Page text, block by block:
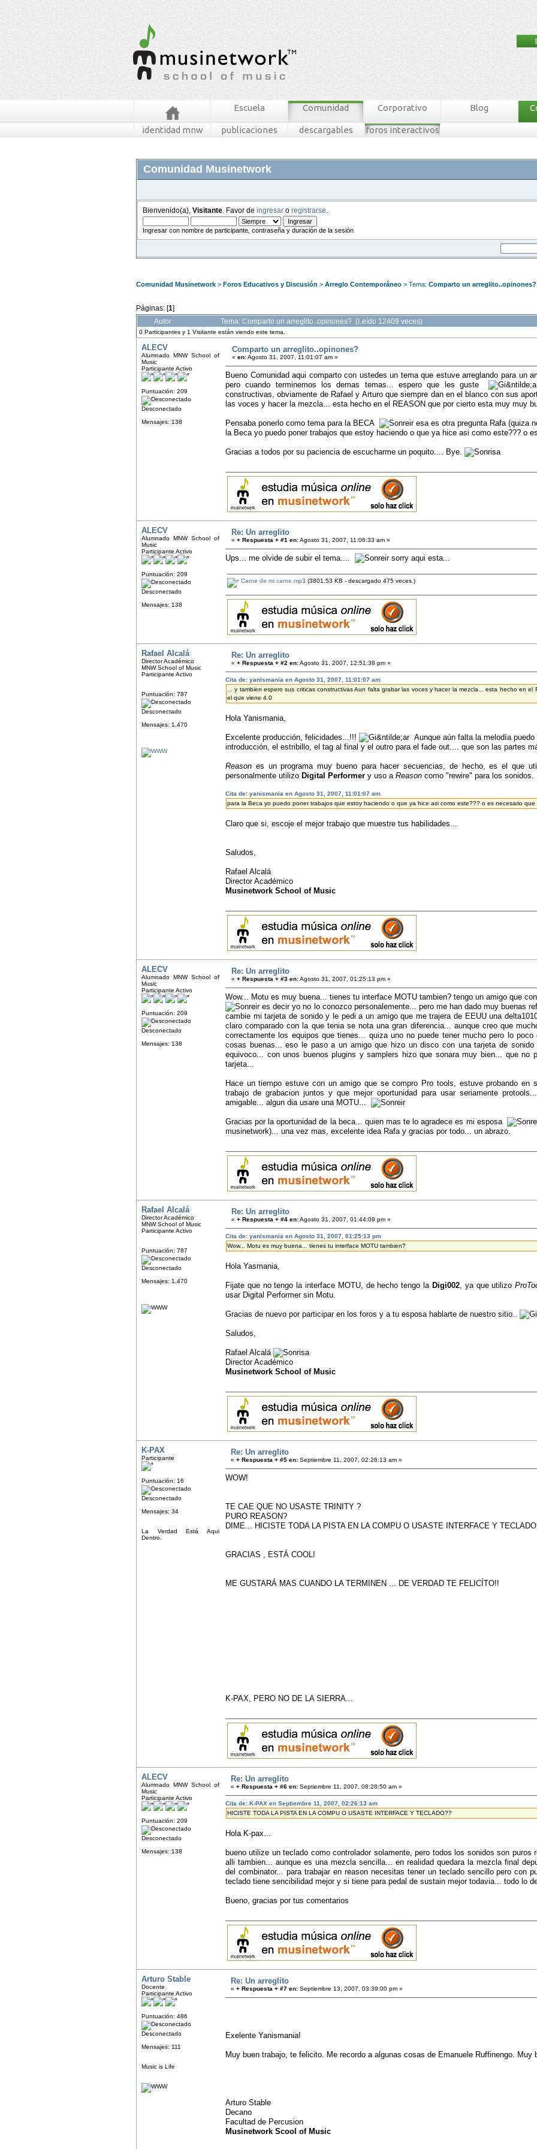
Escuela Comunidad Corporativo Blog
identidad mnw publicaciones descargables foros interactivos
Comunidad Musinetwork
Bienvenido(a), Visitante . Favor de ingresar o registrarse
Ingresar con nombre de participante, contraseña y duración de la sesión
Comunidad Musinetwork > Foros Educativos y Discusión > Arreglo Contemporáneo > Tema: Comparto un arreglito..opinones?
Páginas: [1]
Autor
Tema: Comparto un arreglito..opinones? (Leído 12409 veces)
0 Participantes y 1 Visitante están viendo este tema.
ALECV
Alumnado MNW School of
Music
Participante Activo
Puntuación: 209
Desconectado
Mensajes: 138
Comparto un arreglito..opinones?
« en:Agosto 31, 2007, 11:01:07 am »
Bueno Comunidad aqui comparto con ustedes un tema que estuve arreglando para un
pero cuando terminemos los demas temas... espero que les guste
constructivas, obviamente de Rafael y Arturo que siempre dan en el blanco con sus
las voces y hacer la mezcla... esta hecho en el REASON que por cierto esta muy muy
Pensaba ponerlo como tema para la BECA
esa es otra pregunta Rafa (quiza
la Beca yo puedo poner trabajos que estoy haciendo o que ya hice asi como este??? o
Gracias a todos por su paciencia de escucharme un poquito.... Bye.
ALECV
Alumnado MNW School of
Music
Participante Activo
Puntuación: 209
Desconectado
Mensajes: 138
Re: Un arreglito
« + Respuesta + #1 en:Agosto 31, 2007, 11:06:33 am »
Ups... me olvide de subir el tema.... sorry aqui esta...
Carne de mi carne.mp3 (3801.53 KB - descargado 475 veces.)
Rafael Alcalá
Director Académico
MNW School of Music
Participante Activo
Puntuación: 787
Desconectado
Mensajes: 1,470
Re: Un arreglito
« + Respuesta + #2 en:Agosto 31, 2007, 12:51:38 pm »
Cita de: yanismania en Agosto 31, 2007, 11:01:07 am
... y tambien espero sus criticas constructivas Aun falta grabar las voces y hacer la mezcla... esta hecho en
el que viene 4.0
Hola Yanismania,
Excelente producción, felicidades...!!!
Aunque aún falta la melodía
introducción, el estribillo, el tag al final y el outro para el fade out.... que son las partes
Reason es un programa muy bueno para hacer secuencias, de hecho, es el que
personalmente utilizo Digital Performer y uso a Reason como "rewire" para los sonidos.
Cita de: yanismania en Agosto 31, 2007, 11:01:07 am
para la Beca yo puedo poner trabajos que estoy haciendo o que ya hice asi como este??? o es necesario
Claro que si, escoje el mejor trabajo que muestre tus habilidades...
Saludos,
Rafael Alcalá
Director Académico
Musinetwork School of Music
ALECV
Alumnado MNW School of
Music
Participante Activo
Puntuación: 209
Desconectado
Mensajes: 138
Re: Un arreglito
« + Respuesta + #3 en:Agosto 31, 2007, 01:25:13 pm »
Wow... Motu es muy buena... tienes tu interface MOTU tambien? tengo un amigo que
es decir yo no lo conozco personalemente... pero me han dado muy buenas
cambie mi tarjeta de sonido y le pedi a un amigo que me trajera de EEUU una
claro comparado con la que tenia se nota una gran diferencia... aunque creo que
correctamente los equipos que tienes... quiza uno no puede tener mucho pero lo
cosas buenas... eso le paso a un amigo que hizo un disco con una tarjeta de
equivoco... con unos buenos plugins y samplers hizo que sonara muy bien... que no
tarjeta...
Hace un tiempo estuve con un amigo que se compro Pro tools, estuve probando en
trabajo de grabacion juntos y que mejor oportunidad para usar seriamente
amigable... algun dia usare una MOTU...
Gracias por la oportunidad de la beca... quien mas te lo agradece es mi esposa
musinetwork)... una vez mas, excelente idea Rafa y gracias por todo... un abrazo.
Rafael Alcalá
Director Académico
MNW School of Music
Participante Activo
Puntuación: 787
Desconectado
Mensajes: 1,470
Re: Un arreglito
« + Respuesta + #4 en:Agosto 31, 2007, 01:44:09 pm »
Cita de: yanismania en Agosto 31, 2007, 01:25:13 pm
Wow... Motu es muy buena... tienes tu interface MOTU tambien?
Hola Yasmania,
Fijate que no tengo la interface MOTU, de hecho tengo la Digi002, ya que utilizo
usar Digital Performer sin Motu.
Gracias de nuevo por participar en los foros y a tu esposa hablarte de nuestro sitio..
Saludos,
Rafael Alcalá
Director Académico
Musinetwork School of Music
K-PAX
Participante
Puntuación: 16
Desconectado
Mensajes: 34
La Verdad Está Aqui
Dentro.
Re: Un arreglito
« + Respuesta + #5 en: Septiembre 11, 2007, 02:26:13 am »
WOW!
TE CAE QUE NO USASTE TRINITY ?
PURO REASON?
DIME... HICISTE TODA LA PISTA EN LA COMPU O USASTE INTERFACE Y
GRACIAS , ESTÁ COOL!
ME GUSTARÁ MAS CUANDO LA TERMINEN ... DE VERDAD TE FELICÍTO!!
K-PAX, PERO NO DE LA SIERRA...
ALECV
Alumnado MNW School of
Music
Participante Activo
Puntuación: 209
Desconectado
Mensajes: 138
Re: Un arreglito
« + Respuesta + #6 en: Septiembre 11, 2007, 08:28:50 am »
Cita de: K-PAX en Septiembre 11, 2007, 02:26:13 am
HICISTE TODA LA PISTA EN LA COMPU O USASTE INTERFACE Y TECLADO??
Hola K-pax...
bueno utilize un teclado como controlador solamente, pero todos los sonidos son
alli tambien... aunque es una mezcla sencilla... en realidad quedara la mezcla final
del combinator... para trabajar en reason necesitas tener un teclado sencillo pero con
teclado tiene sencibilidad mejor y si tiene para pedal de sustain mejor todavia... todo lo
Bueno, gracias por tus comentarios
Arturo Stable
Docente
Participante Activo
Puntuación: 486
Desconectado
Mensajes: 111
Music is Life
Re: Un arreglito
« + Respuesta + #7 en: Septiembre 13, 2007, 03:39:00 pm »
Exelente Yanismania!
Muy buen trabajo, te felicito. Me recordo a algunas cosas de Emanuele Ruffinengo. Muy
Arturo Stable
Decano
Facultad de Percusion
Musinetwork Scool of Music